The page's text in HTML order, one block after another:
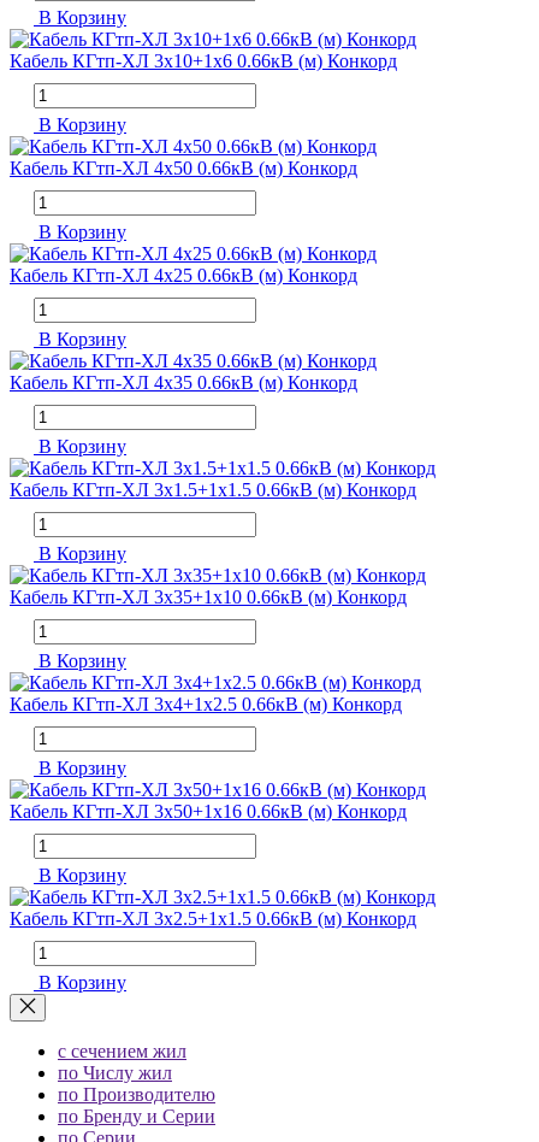
В Корзину
Кабель КГтп-ХЛ 3х10+1х6 0.66кВ (м) Конкорд
В Корзину
Кабель КГтп-ХЛ 4х50 0.66кВ (м) Конкорд
В Корзину
Кабель КГтп-ХЛ 4х25 0.66кВ (м) Конкорд
В Корзину
Кабель КГтп-ХЛ 4х35 0.66кВ (м) Конкорд
В Корзину
Кабель КГтп-ХЛ 3х1.5+1х1.5 0.66кВ (м) Конкорд
В Корзину
Кабель КГтп-ХЛ 3х35+1х10 0.66кВ (м) Конкорд
В Корзину
Кабель КГтп-ХЛ 3х4+1х2.5 0.66кВ (м) Конкорд
В Корзину
Кабель КГтп-ХЛ 3х50+1х16 0.66кВ (м) Конкорд
В Корзину
Кабель КГтп-ХЛ 3х2.5+1х1.5 0.66кВ (м) Конкорд
В Корзину
с сечением жил
по Числу жил
по Производителю
по Бренду и Серии
по Серии